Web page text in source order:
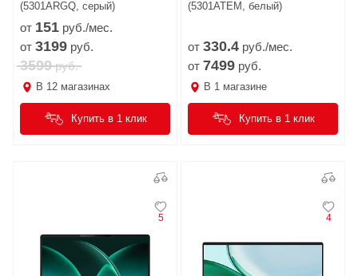
(5301ARGQ, серый)
от 151 руб./мес.
от 3199 руб.
3599руб.
В 12 магазинах
Купить в 1 клик
(5301ATEM, белый)
от 330.4 руб./мес.
от 7499 руб.
В 1 магазине
Купить в 1 клик
5 4